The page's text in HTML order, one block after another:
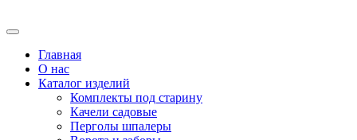
Главная
О нас
Каталог изделий
Комплекты под старину
Качели садовые
Перголы шпалеры